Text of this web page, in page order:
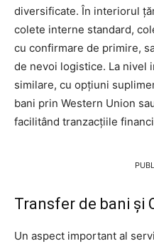
diversificate. În interiorul
colete interne standard,
cu confirmare de primire,
de nevoi logistice. La nivel
similare, cu opțiuni
bani prin Western Union
facilitând tranzacțiile
Transfer de bani și
Un aspect important al